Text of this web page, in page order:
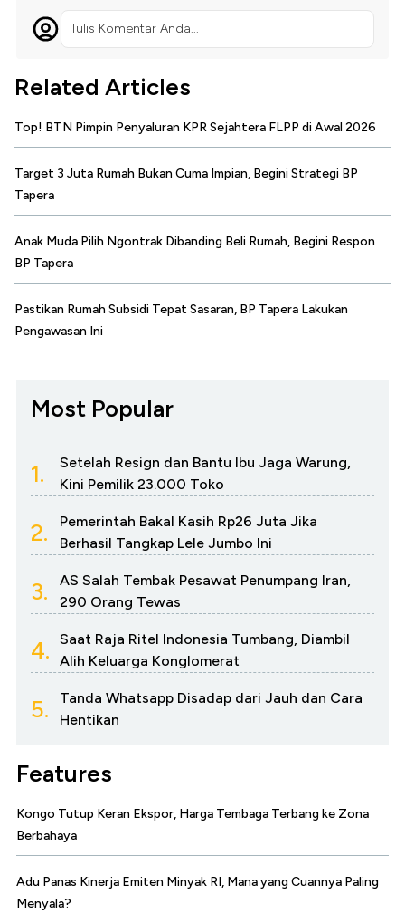
Tulis Komentar Anda...
Related Articles
Top! BTN Pimpin Penyaluran KPR Sejahtera FLPP di Awal 2026
Target 3 Juta Rumah Bukan Cuma Impian, Begini Strategi BP
Tapera
Anak Muda Pilih Ngontrak Dibanding Beli Rumah, Begini Respon
BP Tapera
Pastikan Rumah Subsidi Tepat Sasaran, BP Tapera Lakukan
Pengawasan Ini
Most Popular
1.
Setelah Resign dan Bantu Ibu Jaga Warung,
Kini Pemilik 23.000 Toko
2.
Pemerintah Bakal Kasih Rp26 Juta Jika
Berhasil Tangkap Lele Jumbo Ini
3.
AS Salah Tembak Pesawat Penumpang Iran,
290 Orang Tewas
4.
Saat Raja Ritel Indonesia Tumbang, Diambil
Alih Keluarga Konglomerat
5.
Tanda Whatsapp Disadap dari Jauh dan Cara
Hentikan
Features
Kongo Tutup Keran Ekspor, Harga Tembaga Terbang ke Zona
Berbahaya
Adu Panas Kinerja Emiten Minyak RI, Mana yang Cuannya Paling
Menyala?